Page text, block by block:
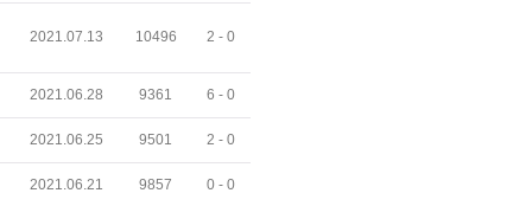
2021.07.13 10496 2 - 0
2021.06.28 9361 6 - 0
2021.06.25 9501 2 - 0
2021.06.21 9857 0 - 0